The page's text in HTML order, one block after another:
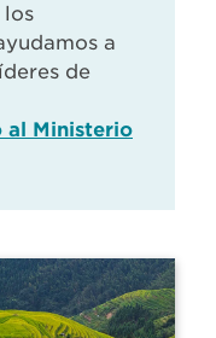
los
a
de
al Ministerio